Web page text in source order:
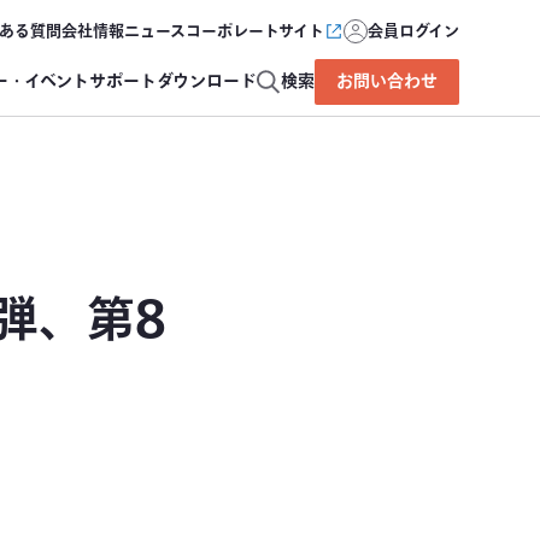
る質問会社情報ニュースコーポレートサイト 会員ログイン
イベントサポートダウンロード 検索 お問い合わせ
、第8